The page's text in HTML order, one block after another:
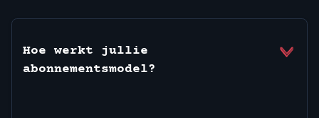
Hoe werkt jullie
abonnementsmodel?